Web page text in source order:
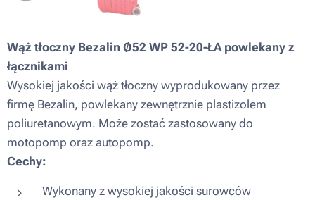
Wąż tłoczny Bezalin Ø52 WP 52-20-ŁA powlekany z
łącznikami
Wysokiej jakości wąż tłoczny wyprodukowany przez
firmę Bezalin, powlekany zewnętrznie plastizolem
poliuretanowym. Może zostać zastosowany do
motopomp oraz autopomp.
Cechy:
Wykonany z wysokiej jakości surowców